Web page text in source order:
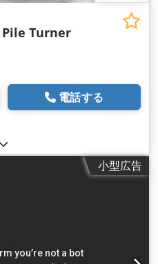
Pile Turner
電話する
小型広告